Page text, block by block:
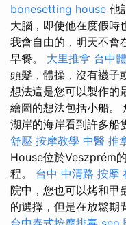
bonesetting house 他
大腦，即使他在度假時
我會自由的，明天不會
早餐。 大里推拿 台中
頭髮，體操，沒有襪子
想法這是您可以製作的
繪圖的想法包括小船。
湖岸的海岸看到許多船
舒壓 按摩教學 中醫 推
House位於Veszprém
程。 台中 中清路 按摩
院中，您也可以烤和甲
的選擇，但是在放鬆期